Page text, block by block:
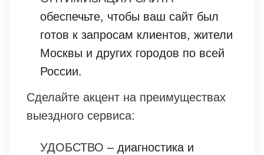
обеспечьте, чтобы ваш сайт был
готов к запросам клиентов, жители
Москвы и других городов по всей
России.
Сделайте акцент на преимуществах
выездного сервиса:
УДОБСТВО – диагностика и